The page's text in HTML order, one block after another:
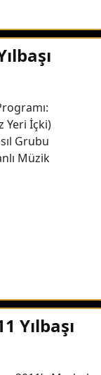
Yeri İçki)
Grubu
Müzik
Yılbaşı